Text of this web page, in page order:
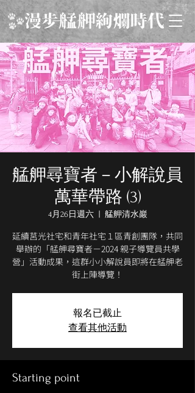
艋舺尋寶者－小解說員
萬華帶路 (3)
4月26日週六
  |
艋舺清水巖
延續莒光社宅和青年社宅１區青創團隊，共同
舉辦的「艋舺尋寶者－2024 親子導覽員共學
營」活動成果，這群小小解說員即將在艋舺老
街上陣導覽！
報名已截止
查看其他活動
Starting point